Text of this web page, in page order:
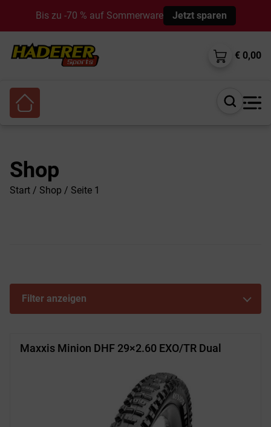
Bis zu -70 % auf Sommerware Jetzt sparen
€ 0,00
Suche
Shop
Start / Shop / Seite 1
Filter anzeigen
Maxxis Minion DHF 29×2.60 EXO/TR Dual